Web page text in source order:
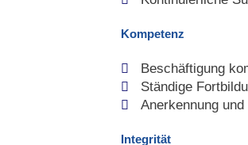
Kompetenz
Beschäftigung
Ständige
Anerkennung
Integrität